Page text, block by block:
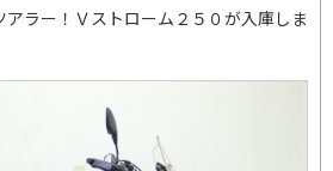
ラー！Ｖストローム２５０が入庫しま